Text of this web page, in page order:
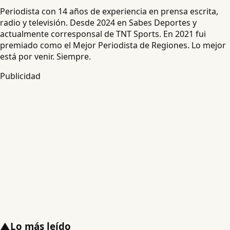
Periodista con 14 años de experiencia en prensa escrita,
radio y televisión. Desde 2024 en Sabes Deportes y
actualmente corresponsal de TNT Sports. En 2021 fui
premiado como el Mejor Periodista de Regiones. Lo mejor
está por venir. Siempre.
Publicidad
▲Lo más leído